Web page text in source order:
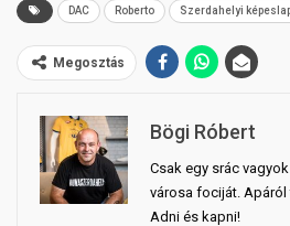
DAC Roberto Szerdahelyi
Megosztás
Bögi Róbert
Csak egy srác
városa fociját. Apáról
Adni és kapni!